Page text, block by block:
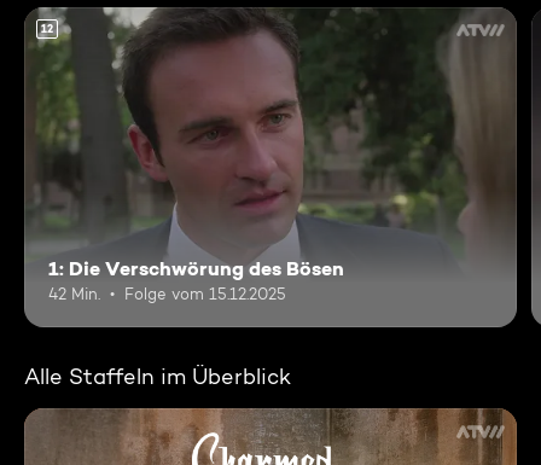
12
1: Die Verschwörung des Bösen
42 Min. Folge vom 15.12.2025
Alle Staffeln im Überblick